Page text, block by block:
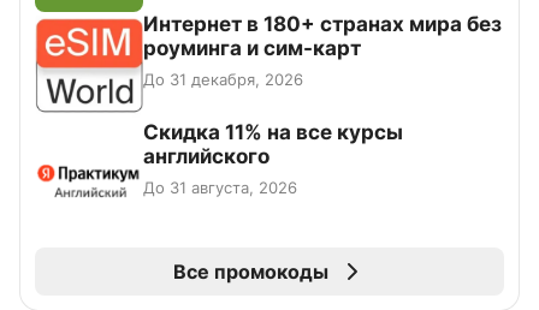
Интернет в 180+ странах мира без
роуминга и сим-карт
До 31 декабря, 2026
Скидка 11% на все курсы
английского
До 31 августа, 2026
Все промокоды